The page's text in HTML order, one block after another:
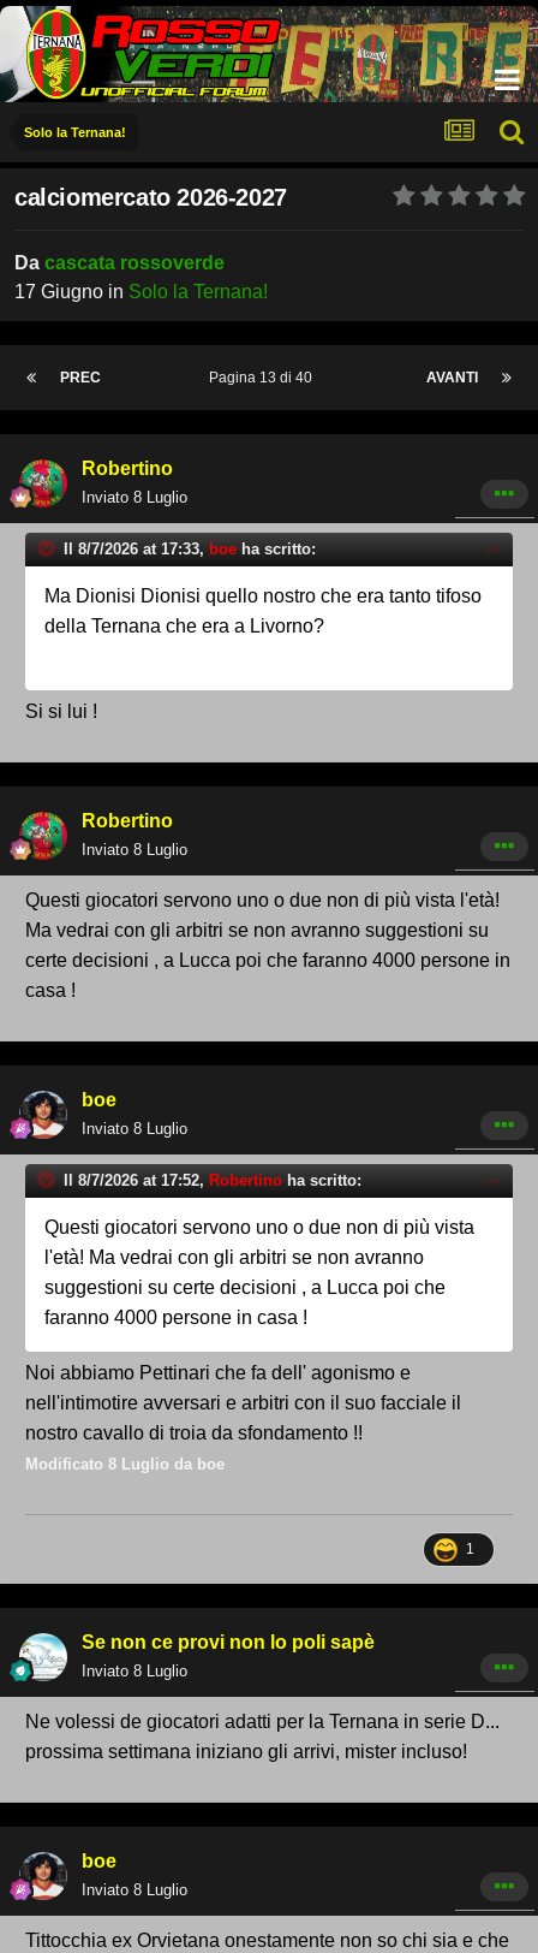
Solo la Ternana!
calciomercato 2026-2027
Da cascata rossoverde
17 Giugno in Solo la Ternana!
PREC AVANTI
Pagina 13 di 40
Robertino
Inviato 8 Luglio
Il 8/7/2026 at 17:33, boe ha scritto:
Ma Dionisi Dionisi quello nostro che era tanto tifoso
della Ternana che era a Livorno?
Si si lui !
Robertino
Inviato 8 Luglio
Questi giocatori servono uno o due non di più vista l'età!
Ma vedrai con gli arbitri se non avranno suggestioni su
certe decisioni , a Lucca poi che faranno 4000 persone in
casa !
boe
Inviato 8 Luglio
Il 8/7/2026 at 17:52, Robertino ha scritto:
Questi giocatori servono uno o due non di più vista
l'età! Ma vedrai con gli arbitri se non avranno
suggestioni su certe decisioni , a Lucca poi che
faranno 4000 persone in casa !
Noi abbiamo Pettinari che fa dell' agonismo e
nell'intimotire avversari e arbitri con il suo facciale il
nostro cavallo di troia da sfondamento !!
Modificato 8 Luglio da boe
1
Se non ce provi non lo poli sapè
Inviato 8 Luglio
Ne volessi de giocatori adatti per la Ternana in serie D...
prossima settimana iniziano gli arrivi, mister incluso!
boe
Inviato 8 Luglio
Tittocchia ex Orvietana onestamente non so chi sia e che